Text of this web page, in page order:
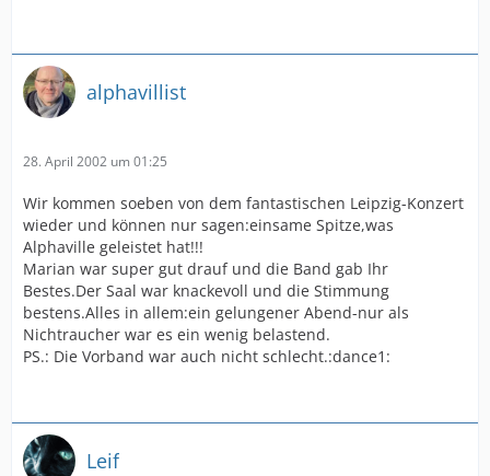
alphavillist
28. April 2002 um 01:25
Wir kommen soeben von dem fantastischen Leipzig-Konzert
wieder und können nur sagen:einsame Spitze,was
Alphaville geleistet hat!!!
Marian war super gut drauf und die Band gab Ihr
Bestes.Der Saal war knackevoll und die Stimmung
bestens.Alles in allem:ein gelungener Abend-nur als
Nichtraucher war es ein wenig belastend.
PS.: Die Vorband war auch nicht schlecht.:dance1:
Leif